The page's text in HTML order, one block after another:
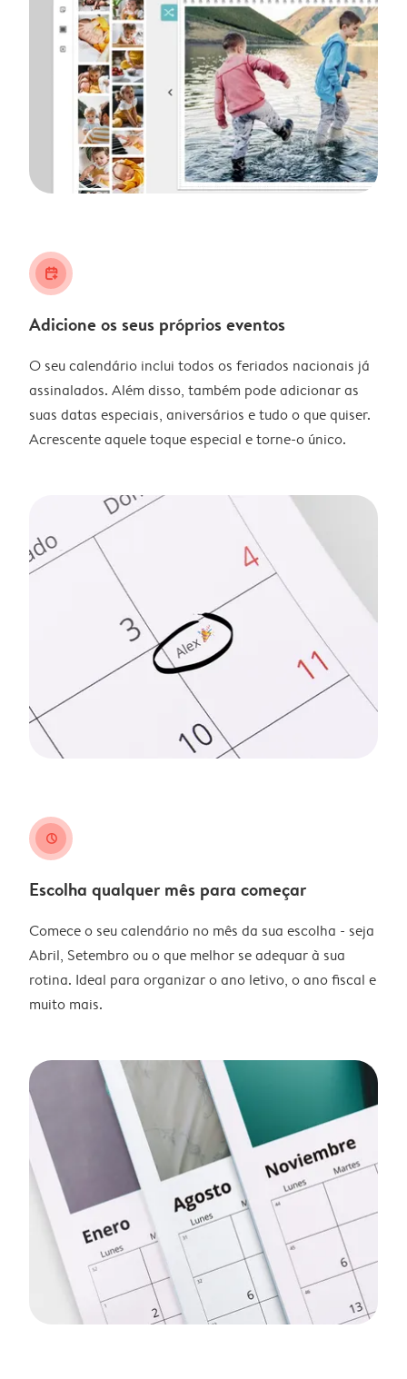
calendar_plus
Adicione os seus próprios eventos
O seu calendário inclui todos os feriados nacionais já
assinalados. Além disso, também pode adicionar as
suas datas especiais, aniversários e tudo o que quiser.
Acrescente aquele toque especial e torne-o único.
clock
Escolha qualquer mês para começar
Comece o seu calendário no mês da sua escolha - seja
Abril, Setembro ou o que melhor se adequar à sua
rotina. Ideal para organizar o ano letivo, o ano fiscal e
muito mais.